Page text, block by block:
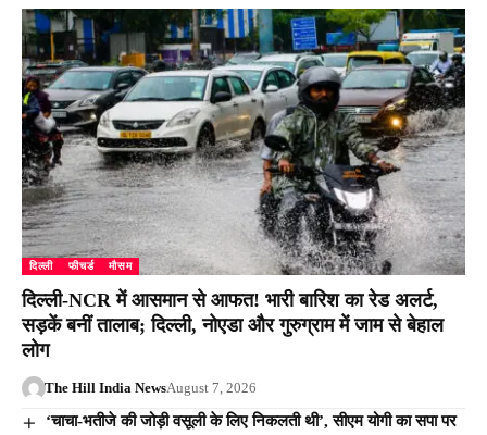
दिल्ली फीचर्ड मौसम
दिल्ली-NCR में आसमान से आफत! भारी बारिश का रेड अलर्ट,
सड़कें बनीं तालाब; दिल्ली, नोएडा और गुरुग्राम में जाम से बेहाल
लोग
The Hill India NewsAugust 7, 2026
‘चाचा-भतीजे की जोड़ी वसूली के लिए निकलती थी’, सीएम योगी का सपा पर